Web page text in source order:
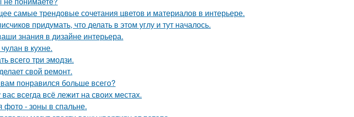
самые трендовые сочетания цветов и материалов в интерьере.
придумать, что делать в этом углу и тут началось.
знания в дизайне интерьера.
в кухне.
всего три эмодзи.
свой ремонт.
понравился больше всего?
всегда всё лежит на своих местах.
- зоны в спальне.